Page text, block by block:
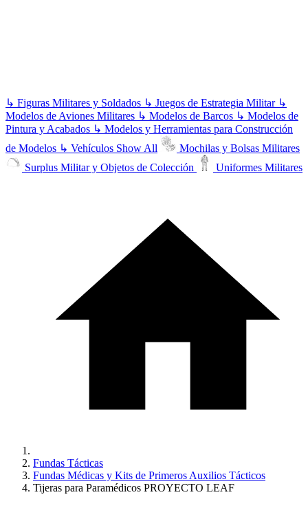
↳ Figuras Militares y Soldados ↳ Juegos de Estrategia Militar ↳
Modelos de Aviones Militares ↳ Modelos de Barcos ↳ Modelos de
Pintura y Acabados ↳ Modelos y Herramientas para Construcción
de Modelos ↳ Vehículos Show All
Mochilas y Bolsas Militares
Surplus Militar y Objetos de Colección
Uniformes Militares
Fundas Tácticas
Fundas Médicas y Kits de Primeros Auxilios Tácticos
Tijeras para Paramédicos PROYECTO LEAF